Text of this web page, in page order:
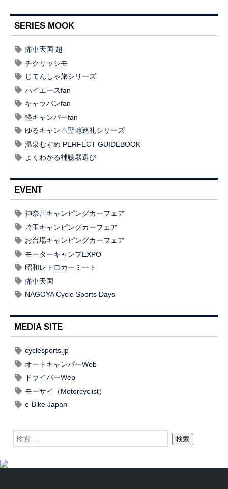
SERIES MOOK
痛車天国 超
チクリッシモ
じてんしゃ旅シリーズ
ハイエースfan
キャラバンfan
軽キャンパーfan
ゆるキャン△聖地巡礼シリーズ
温泉むすめ PERFECT GUIDEBOOK
よくわかる補聴器選び
EVENT
神奈川キャンピングカーフェア
埼玉キャンピングカーフェア
お台場キャンピングカーフェア
モーターキャンプEXPO
昭和レトロカーミート
痛車天国
NAGOYA Cycle Sports Days
MEDIA SITE
cyclesports.jp
オートキャンパーWeb
ドライバーWeb
モーサイ（Motorcyclist）
e-Bike Japan